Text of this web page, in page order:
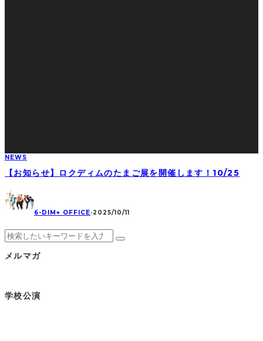
NEWS
【お知らせ】ロクディムのたまご展を開催します！10/25
6-DIM+ OFFICE·2025/10/11
メルマガ
学校公演